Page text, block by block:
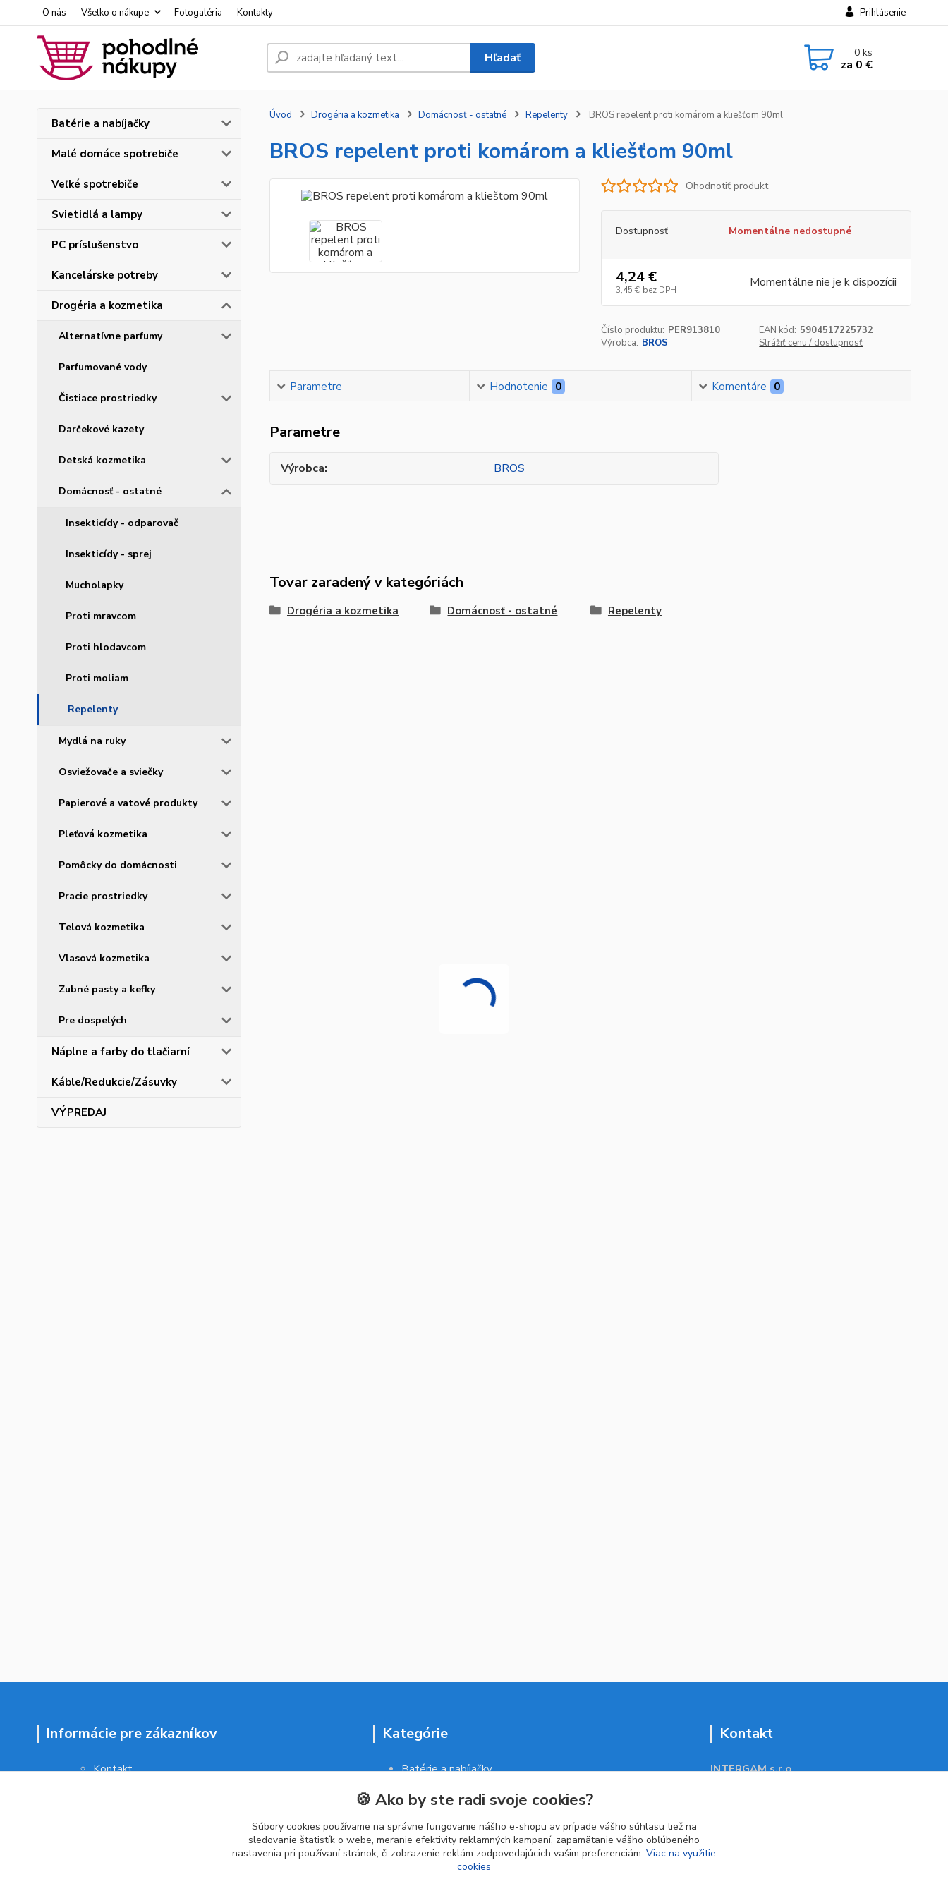
O nás Všetko o nákupe Fotogaléria Kontakty Prihlásenie
Hľadať 0ks
za 0 €
Batérie a nabíjačky
Malé domáce spotrebiče
Veľké spotrebiče
Svietidlá a lampy
PC príslušenstvo
Kancelárske potreby
Drogéria a kozmetika
Alternatívne parfumy
Parfumované vody
Čistiace prostriedky
Darčekové kazety
Detská kozmetika
Domácnosť - ostatné
Insekticídy - odparovač
Insekticídy - sprej
Mucholapky
Proti mravcom
Proti hlodavcom
Proti moliam
Repelenty
Mydlá na ruky
Osviežovače a sviečky
Papierové a vatové produkty
Pleťová kozmetika
Pomôcky do domácnosti
Pracie prostriedky
Telová kozmetika
Vlasová kozmetika
Zubné pasty a kefky
Pre dospelých
Náplne a farby do tlačiarní
Káble/Redukcie/Zásuvky
VÝPREDAJ
Úvod Drogéria a kozmetika Domácnosť - ostatné Repelenty BROS repelent proti komárom a kliešťom 90ml
BROS repelent proti komárom a kliešťom 90ml
Ohodnotiť produkt
Dostupnosť Momentálne nedostupné
4,24 €
3,45 € bez DPH Momentálne nie je k dispozícii
Číslo produktu: PER913810 EAN kód: 5904517225732
Výrobca: BROS Strážiť cenu / dostupnosť
Parametre Hodnotenie 0 Komentáre 0
Parametre
Výrobca BROS
Tovar zaradený v kategóriách
Drogéria a kozmetika Domácnosť - ostatné Repelenty
Informácie pre zákazníkov
Kontakt
Kategórie
Batérie a nabíjačky
Malé domáce spotrebiče
Kancelárske potreby
Kontakt
INTERGAM s.r.o
🍪 Ako by ste radi svoje cookies?
Súbory cookies používame na správne fungovanie nášho e-shopu av prípade vášho súhlasu tiež na
sledovanie štatistík o webe, meranie efektivity reklamných kampaní, zapamätanie vášho obľúbeného
nastavenia pri používaní stránok, či zobrazenie reklám zodpovedajúcich vašim preferenciám. Viac na využitie
cookies